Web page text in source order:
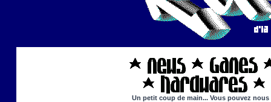
Un petit coup de main... Vous pouvez